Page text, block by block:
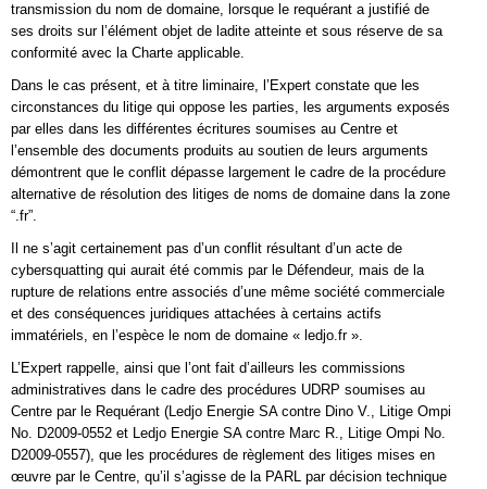
transmission du nom de domaine, lorsque le requérant a justifié de
ses droits sur l’élément objet de ladite atteinte et sous réserve de sa
conformité avec la Charte applicable.
Dans le cas présent, et à titre liminaire, l’Expert constate que les
circonstances du litige qui oppose les parties, les arguments exposés
par elles dans les différentes écritures soumises au Centre et
l’ensemble des documents produits au soutien de leurs arguments
démontrent que le conflit dépasse largement le cadre de la procédure
alternative de résolution des litiges de noms de domaine dans la zone
“.fr”.
Il ne s’agit certainement pas d’un conflit résultant d’un acte de
cybersquatting qui aurait été commis par le Défendeur, mais de la
rupture de relations entre associés d’une même société commerciale
et des conséquences juridiques attachées à certains actifs
immatériels, en l’espèce le nom de domaine « ledjo.fr ».
L’Expert rappelle, ainsi que l’ont fait d’ailleurs les commissions
administratives dans le cadre des procédures UDRP soumises au
Centre par le Requérant (Ledjo Energie SA contre Dino V., Litige Ompi
No. D2009-0552 et Ledjo Energie SA contre Marc R., Litige Ompi No.
D2009-0557), que les procédures de règlement des litiges mises en
œuvre par le Centre, qu’il s’agisse de la PARL par décision technique